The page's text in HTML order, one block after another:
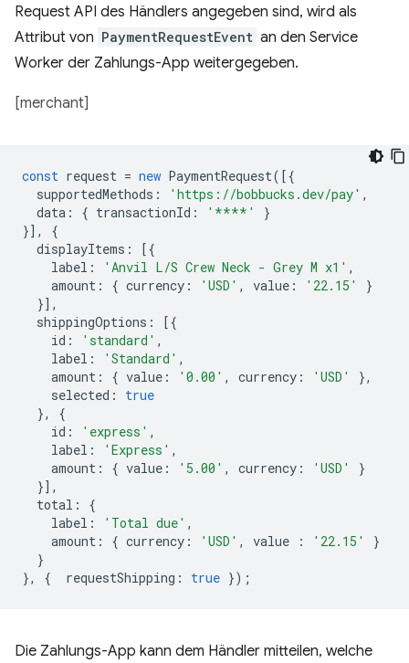
Request API des Händlers angegeben sind, wird als
Attribut von PaymentRequestEvent an den Service
Worker der Zahlungs-App weitergegeben.
[merchant]
const request = new PaymentRequest([{
supportedMethods : 'https://bobbucks.dev/pay' ,
data : { transactionId : '****'
}
}],
{
displayItems :
[{
label : 'Anvil L/S Crew Neck - Grey M x1' ,
amount : { currency : 'USD' , value : '22.15'
}
}],
shippingOptions :
[{
id : 'standard' ,
label : 'Standard' ,
amount : { value : '0.00' , currency : 'USD'
},
selected :
true
},
{
id : 'express' ,
label : 'Express' ,
amount : { value : '5.00' , currency : 'USD'
}
}],
total :
{
label : 'Total due' ,
amount : { currency : 'USD' , value : '22.15'
}
}
},
{ requestShipping : true });
Die Zahlungs-App kann dem Händler mitteilen, welche